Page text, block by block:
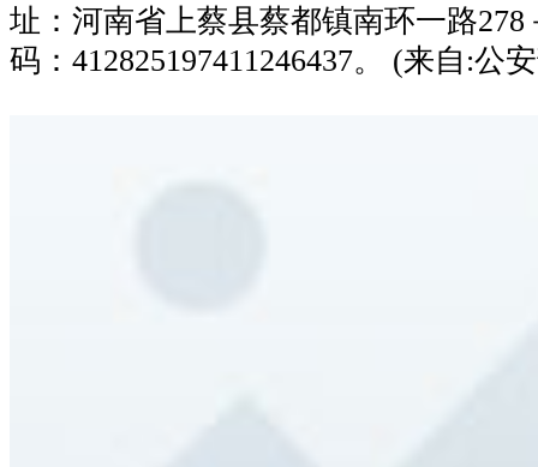
址：河南省上蔡县蔡都镇南环一路278
码：412825197411246437。 (来自:公